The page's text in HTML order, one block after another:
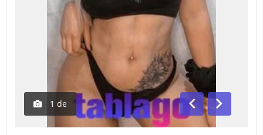
1 de
AnteriorSiguiente